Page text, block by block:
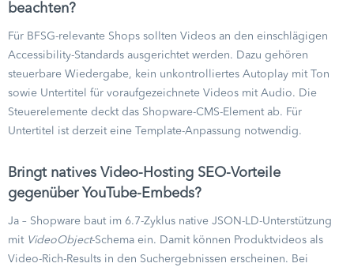
beachten?
Für BFSG-relevante Shops sollten Videos an den einschlägigen
Accessibility-Standards ausgerichtet werden. Dazu gehören
steuerbare Wiedergabe, kein unkontrolliertes Autoplay mit Ton
sowie Untertitel für voraufgezeichnete Videos mit Audio. Die
Steuerelemente deckt das Shopware-CMS-Element ab. Für
Untertitel ist derzeit eine Template-Anpassung notwendig.
Bringt natives Video-Hosting SEO-Vorteile
gegenüber YouTube-Embeds?
Ja – Shopware baut im 6.7-Zyklus native JSON-LD-Unterstützung
mit VideoObject-Schema ein. Damit können Produktvideos als
Video-Rich-Results in den Suchergebnissen erscheinen. Bei